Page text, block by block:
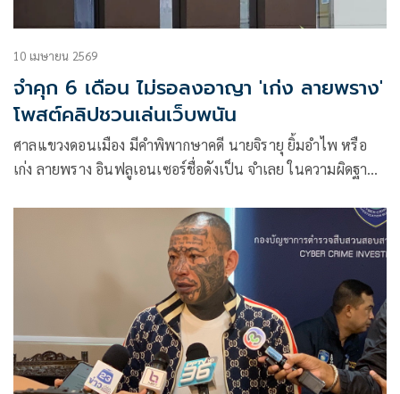
10 เมษายน 2569
จำคุก 6 เดือน ไม่รอลงอาญา 'เก่ง ลายพราง'
โพสต์คลิปชวนเล่นเว็บพนัน
ศาลแขวงดอนเมือง มีคำพิพากษาคดี นายจิรายุ ยิ้มอำไพ หรือ
เก่ง ลายพราง อินฟลูเอนเซอร์ชื่อดังเป็น จำเลย ในความผิดฐาน
ทรัพย์สินโดยไม่ได้รับอนุญาต